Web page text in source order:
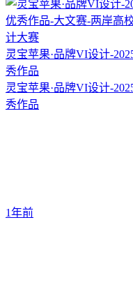
灵宝苹果·品牌VI设计-
秀作品
灵宝苹果·品牌VI设计-
秀作品
1年前